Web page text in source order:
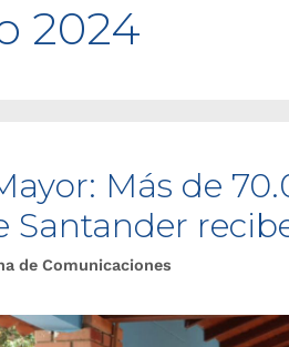
2024
Más de
Santander
de Comunicaciones